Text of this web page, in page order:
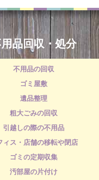
品回収・処分
不用品の回収
ゴミ屋敷
遺品整理
粗大ごみの回収
引越しの際の不用品
ィス・店舗の移転や閉店
ゴミの定期収集
汚部屋の片付け